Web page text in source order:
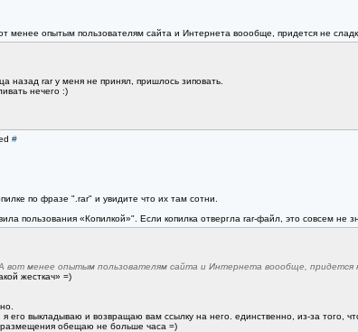
менее опытым пользователям сайта и Интернета воообще, придется не
назад rar у меня не принял, пришлось зиповать.
нечего :)
#
по фразе ".rar" и увидите что их там сотни.
пользования «Копилкой»". Если копилка отвергла rar-файл, это совсем не
менее опытым пользователям сайта и Интернета воообще, придется
жесткач» =)
выкладываю и возвращаю вам ссылку на него. единственно, из-за того,
обещаю не больше часа =)